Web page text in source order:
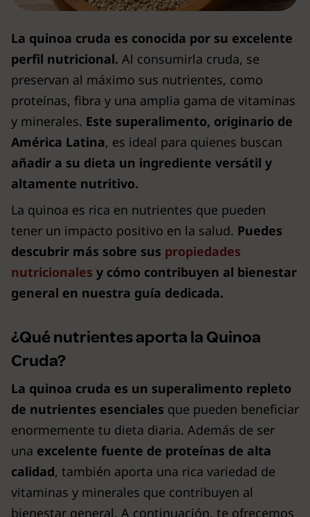
La quinoa cruda es conocida por su excelente
perfil nutricional. Al consumirla cruda, se
preservan al máximo sus nutrientes, como
proteínas, fibra y una amplia gama de vitaminas
y minerales. Este superalimento, originario de
América Latina, es ideal para quienes buscan
añadir a su dieta un ingrediente versátil y
altamente nutritivo.
La quinoa es rica en nutrientes que pueden
tener un impacto positivo en la salud. Puedes
descubrir más sobre sus propiedades
nutricionales y cómo contribuyen al bienestar
general en nuestra guía dedicada.
¿Qué nutrientes aporta la Quinoa
Cruda?
La quinoa cruda es un superalimento repleto
de nutrientes esenciales que pueden beneficiar
enormemente tu dieta diaria. Además de ser
una excelente fuente de proteínas de alta
calidad, también aporta una rica variedad de
vitaminas y minerales que contribuyen al
bienestar general. A continuación, te ofrecemos